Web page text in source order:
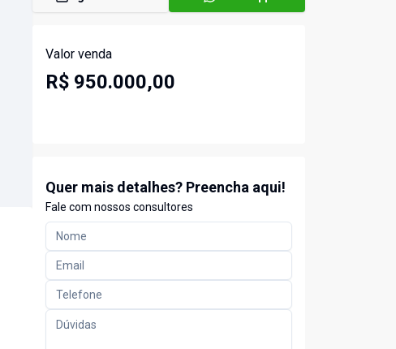
Valor venda
R$ 950.000,00
Quer mais detalhes? Preencha aqui!
Fale com nossos consultores